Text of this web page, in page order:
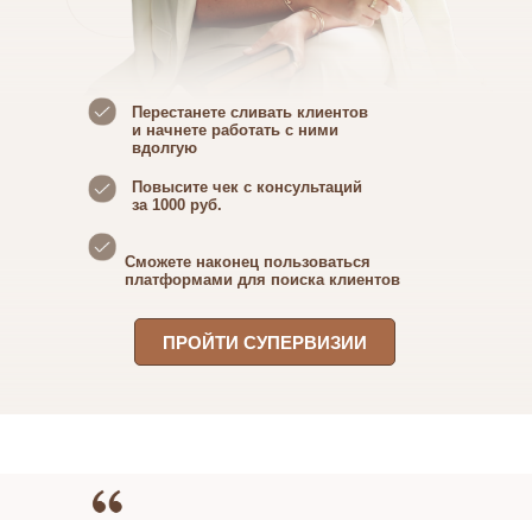
Перестанете сливать клиентов
и начнете работать с ними
вдолгую
ПРОЙТИ СУПЕРВИЗИИ
Повысите чек с консультаций
за 1000 руб.
Сможете наконец пользоваться
платформами для поиска клиентов